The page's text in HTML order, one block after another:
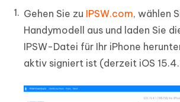
Gehen Sie zu IPSW.com, wählen
Handymodell aus und laden Sie
IPSW-Datei für Ihr iPhone
aktiv signiert ist (derzeit iOS